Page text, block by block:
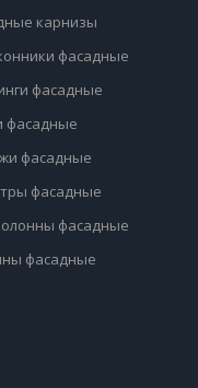
карнизы
фасадные
фасадные
фасадные
фасадные
фасадные
фасадные
фасадные